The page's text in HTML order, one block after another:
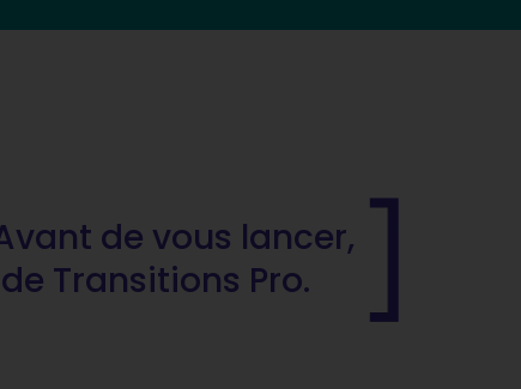
de vous lancer,
Transitions Pro.